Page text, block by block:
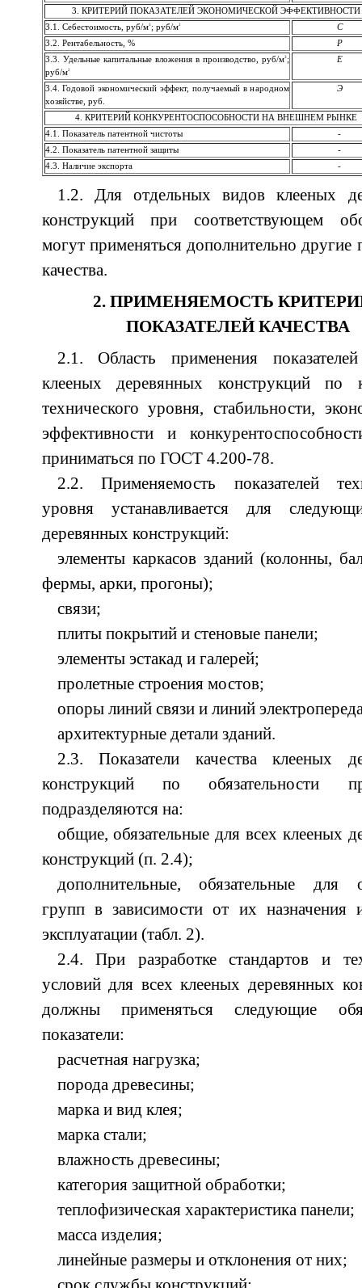
3. КРИТЕРИЙ ПОКАЗАТЕЛЕЙ ЭКОНОМИЧЕСКОЙ ЭФФЕКТИВНОСТИ
3.1. Себестоимость, руб/м3; руб/м2
С
3.2. Рентабельность, %
Р
3.3. Удельные капитальные вложения в производство, руб/м3;
руб/м2
Е
3.4. Годовой экономический эффект, получаемый в народном
хозяйстве, руб.
Э
4. КРИТЕРИЙ КОНКУРЕНТОСПОСОБНОСТИ НА ВНЕШНЕМ РЫНКЕ
4.1. Показатель патентной чистоты
-
4.2. Показатель патентной защиты
-
4.3. Наличие экспорта
-
1.2. Для отдельных видов клееных
конструкций при соответствующем
могут применяться дополнительно другие
качества.
2. ПРИМЕНЯЕМОСТЬ
ПОКАЗАТЕЛЕЙ КАЧЕСТВА
2.1. Область применения показателей
клееных деревянных конструкций по
технического уровня, стабильности,
эффективности и
приниматься по ГОСТ 4.200-78.
2.2. Применяемость показателей
уровня устанавли­ва­ет­ся для
деревянных конструкций:
элементы каркасов зданий (колонны,
фермы, арки, прогоны);
связи;
плиты покрытий и стеновые панели;
элементы эстакад и галерей;
пролетные строения мостов;
опоры линий связи и линий
архитектурные детали зданий.
2.3. Показатели качества клееных
конструкций по обязательности
подразделяются на:
общие, обязательные для всех клееных
конструкций (п. 2.4);
дополнительные, обязательные для
групп в зависимости от их назначения
эксплуатации (табл. 2).
2.4. При разработке стандартов и
условий для всех клееных деревянных
должны применяться следующие
показатели:
расчетная нагрузка;
порода древесины;
марка и вид клея;
марка стали;
влажность древесины;
категория защитной обработки;
теплофизическая характеристика панели;
масса изделия;
линейные размеры и отклонения от них;